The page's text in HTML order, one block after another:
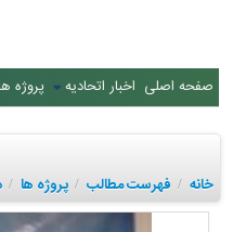
صفحه اصلی اخبار اتحادیه پروژه
خانه / فهرست مطالب / پروژه ها /